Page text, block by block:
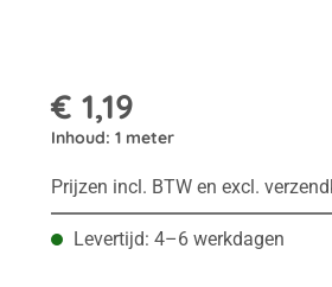
€ 1,19
Inhoud: 1 meter
Prijzen incl. BTW en excl.
Levertijd: 4–6 werkdagen